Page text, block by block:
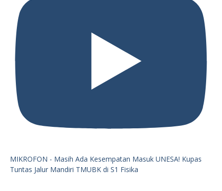
MIKROFON - Masih Ada Kesempatan Masuk UNESA! Kupas
Tuntas Jalur Mandiri TMUBK di S1 Fisika